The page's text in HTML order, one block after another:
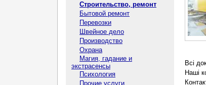
Строительство, ремонт
Бытовой ремонт
Перевозки
Швейное дело
Производство
Охрана
Магия, гадание и
экстрасенсы
Психология
Прочие услуги
Всі
Наші